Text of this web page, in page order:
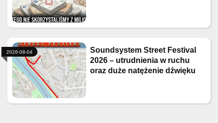
Soundsystem Street Festival
2026 – utrudnienia w ruchu
oraz duże natężenie dźwięku
2026-08-04